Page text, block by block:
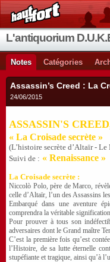
L'antiquorium
Notes Catégories
Assassin’s Creed : La
24/06/2015
ASSASSIN'S
« La Croisade secrète »
(L’histoire secrète d’Altaïr - Le
Suivi de : « Renaissance »
La Croisade secrète :
Niccolò Polo, père de Marco,
celle d’Altaïr, l’un des Assassins
Embarqué dans une aventure
comprendra la véritable
Pour prouver à tous son
adversaires dont le Grand maître
C’est la première fois qu’est
l’Histoire, de sa lutte éternelle
stupéfiante et tragique, ainsi qu’à